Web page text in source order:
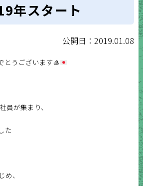
年スタート
公開日：2019.01.08
とうございます🎍
が集まり、
た
、